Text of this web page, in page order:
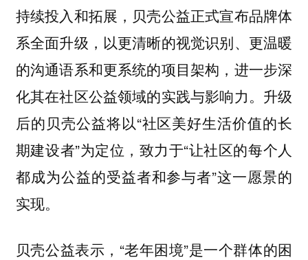
持续投入和拓展，贝壳公益正式宣布品牌体
系全面升级，以更清晰的视觉识别、更温暖
的沟通语系和更系统的项目架构，进一步深
化其在社区公益领域的实践与影响力。升级
后的贝壳公益将以“社区美好生活价值的长
期建设者”为定位，致力于“让社区的每个人
都成为公益的受益者和参与者”这一愿景的
实现。
贝壳公益表示，“老年困境”是一个群体的困